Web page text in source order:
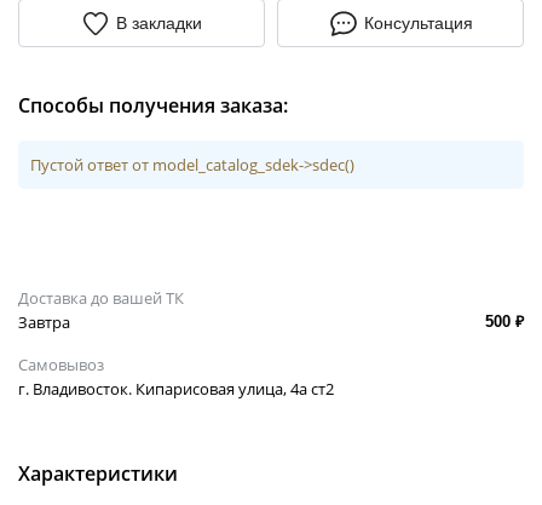
В закладки Консультация
Способы получения заказа:
Пустой ответ от model_catalog_sdek->sdec()
Доставка до вашей ТК
Завтра
500 ₽
Самовывоз
г. Владивосток. Кипарисовая улица, 4а ст2
Характеристики